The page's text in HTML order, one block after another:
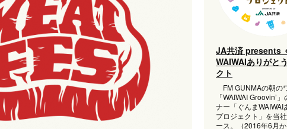
JA共済 presents
WAIWAIありがと
クト
FM GUNMAの朝の
「WAIWAI Groovin’
ナー「ぐんまWAIWAI
プロジェクト」を当
ース。（2016年6月